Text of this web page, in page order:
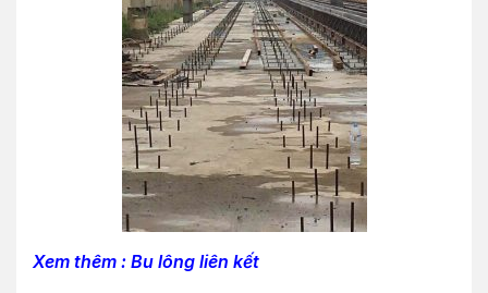
Xem thêm : Bu lông liên kết